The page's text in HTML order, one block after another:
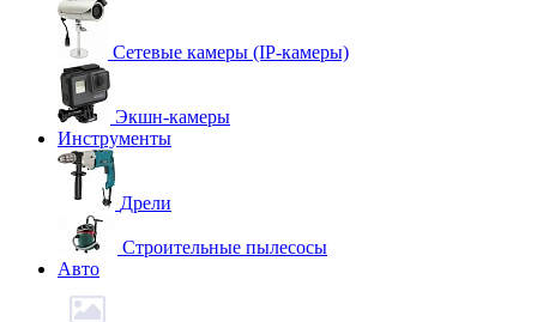
Сетевые камеры (IP-камеры)
Экшн-камеры
Инструменты
Дрели
Строительные пылесосы
Авто